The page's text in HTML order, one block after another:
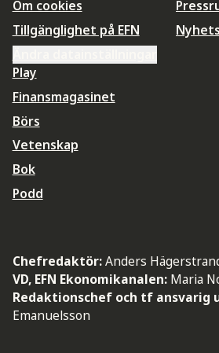
Om cookies
Tillgänglighet på EFN
Play
Finansmagasinet
Börs
Vetenskap
Bok
Podd
Chefredaktör:Anders
VD, EFN Ekonomikanalen: Maria
Redaktionschef och tf ansvarig
Emanuelsson